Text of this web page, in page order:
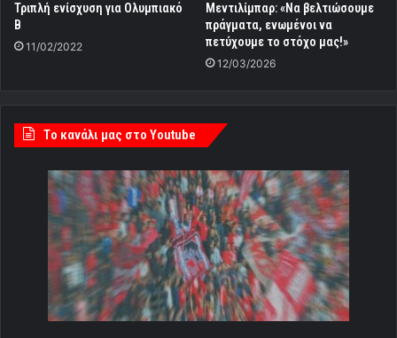
Τριπλή ενίσχυση για Ολυμπιακό
Β
11/02/2022
Μεντιλίμπαρ: «Να βελτιώσουμε
πράγματα, ενωμένοι να
πετύχουμε το στόχο μας!»
12/03/2026
Tο κανάλι μας στο Youtube